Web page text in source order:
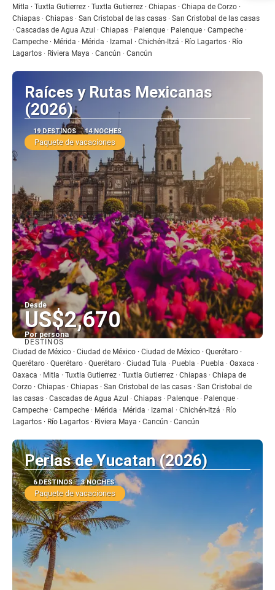
Mitla · Tuxtla Gutierrez · Tuxtla Gutierrez · Chiapas · Chiapa de Corzo ·
Chiapas · Chiapas · San Cristobal de las casas · San Cristobal de las casas
· Cascadas de Agua Azul · Chiapas · Palenque · Palenque · Campeche ·
Campeche · Mérida · Mérida · Izamal · Chichén-Itzá · Río Lagartos · Río
Lagartos · Riviera Maya · Cancún · Cancún
Raíces y Rutas Mexicanas
(2026)
19 DESTINOS 14 NOCHES
Paquete de vacaciones
Desde
US$2,670
Por persona
Ver
DESTINOS
Ciudad de México · Ciudad de México · Ciudad de México · Querétaro ·
Querétaro · Querétaro · Querétaro · Ciudad Tula · Puebla · Puebla · Oaxaca ·
Oaxaca · Mitla · Tuxtla Gutierrez · Tuxtla Gutierrez · Chiapas · Chiapa de
Corzo · Chiapas · Chiapas · San Cristobal de las casas · San Cristobal de
las casas · Cascadas de Agua Azul · Chiapas · Palenque · Palenque ·
Campeche · Campeche · Mérida · Mérida · Izamal · Chichén-Itzá · Río
Lagartos · Río Lagartos · Riviera Maya · Cancún · Cancún
Perlas de Yucatan (2026)
6 DESTINOS 3 NOCHES
Paquete de vacaciones